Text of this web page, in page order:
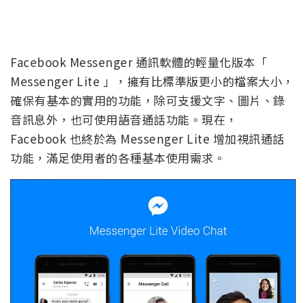
Facebook Messenger 通訊軟體的輕量化版本「
Messenger Lite 」，擁有比標準版更小的檔案大小，
確保有基本的實用的功能，除可支援文字、圖片、錄
音訊息外，也可使用語音通話功能。現在，
Facebook 也終於為 Messenger Lite 增加視訊通話
功能，滿足使用者的各種基本使用需求。